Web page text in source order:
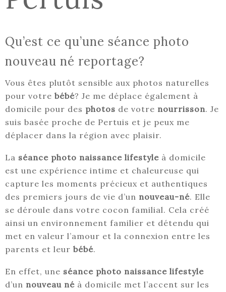
Qu’est ce qu’une séance photo
nouveau né reportage?
Vous êtes plutôt sensible aux photos naturelles
pour votre bébé? Je me déplace également à
domicile pour des photos de votre nourrisson. Je
suis basée proche de Pertuis et je peux me
déplacer dans la région avec plaisir.
La séance photo naissance lifestyle à domicile
est une expérience intime et chaleureuse qui
capture les moments précieux et authentiques
des premiers jours de vie d’un nouveau-né. Elle
se déroule dans votre cocon familial. Cela créé
ainsi un environnement familier et détendu qui
met en valeur l’amour et la connexion entre les
parents et leur bébé.
En effet, une séance photo naissance lifestyle
d’un nouveau né à domicile met l’accent sur les